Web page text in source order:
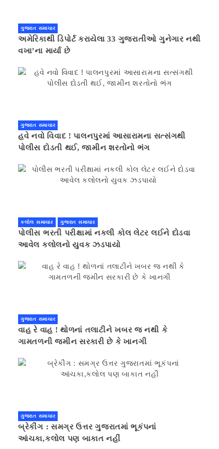
ગુજરાત સમાચાર
અમેરિકાથી ડિપોર્ટ કરાયેલા 33 ગુજરાતીઓ ગુનેગાર નથી
વખા’ના માર્યા છે
ગુજરાત સમાચાર
હવે નવો વિવાદ ! પાલનપુરમાં આસારામના સત્સંગથી
પોલીસ દોડતી થઈ, જામીન શરતોનો ભંગ
કલોલ સમાચાર ગુજરાત સમાચાર
પોલીસ ભરતી પરીક્ષામાં નકલી કોલ લેટર લઈને દોડવા
આવેલ કલોલનો યુવક ઝડપાયો
ગુજરાત સમાચાર
વાહ રે વાહ ! થોળનાં તલાટીને ખબર જ નથી કે
ગામતળની જમીન સરકારી છે કે ખાનગી
ગુજરાત સમાચાર
બ્રેકીંગ : સમગ્ર ઉત્તર ગુજરાતમાં ભૂકંપનાં
આંચકા,કલોલ પણ બાકાત નહીં